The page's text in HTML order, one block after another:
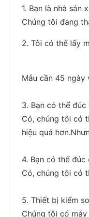
1. Bạn là nhà sản
Chúng tôi đang
2. Tôi có thể lấy
Mẫu cần 45 ngày
3. Bạn có thể
Có, chúng tôi có
hiệu quả
4. Bạn có thể
Có, chúng tôi có
5. Thiết bị kiểm
Chúng tôi có